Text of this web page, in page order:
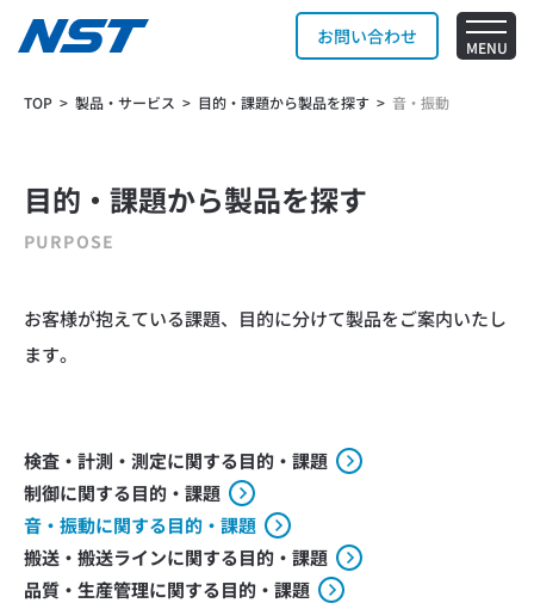
お問い合わせ MENU
TOP 製品・サービス 目的・課題から製品を探す 音・振動
目的・課題から製品を探す
PURPOSE
お客様が抱えている課題、目的に分けて製品をご案内いたし
ます。
検査・計測・測定に関する目的・課題
制御に関する目的・課題
音・振動に関する目的・課題
搬送・搬送ラインに関する目的・課題
品質・生産管理に関する目的・課題